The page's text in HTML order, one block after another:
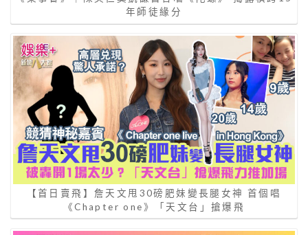
年師徒緣分
【首日賣飛】詹天文甩30磅肥妹變長腿女神 首個唱
《Chapter one》「天文台」搶爆飛